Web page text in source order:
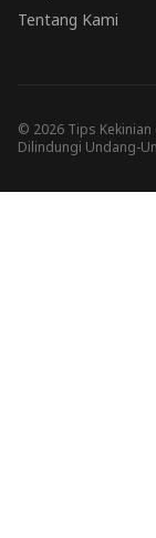
Tentang Kami
© 2026 Tips Kekinian
Dilindungi Undang-